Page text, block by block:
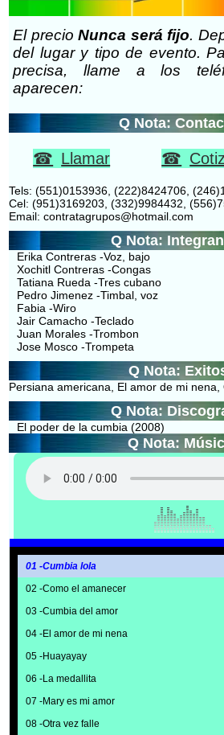
El precioNunca será fijo.
del lugar y tipo de evento.
precisa, llame a los
aparecen:
Q Nota:
Llamar
Tels: (551)0153936, (222)8424706,
Cel: (951)3169203, (332)9984432,
Email: contratagrupos@hotmail.com
Q Nota:
Erika Contreras -Voz, bajo
Xochitl Contreras -Congas
Tatiana Rueda -Tres cubano
Pedro Jimenez -Timbal, voz
Fabia -Wiro
Jair Camacho -Teclado
Juan Morales -Trombon
Jose Mosco -Trompeta
Q Nota:
Persiana americana, El amor de mi
Q Nota:
El poder de la cumbia (2008)
Q Nota:
01 -Cumbia lola
02 -Como el amanecer
03 -Cumbia del amor
04 -El amor de mi nena
05 -Huayayay
06 -La medallita
07 -Mary es mi amor
08 -Otra vez falle